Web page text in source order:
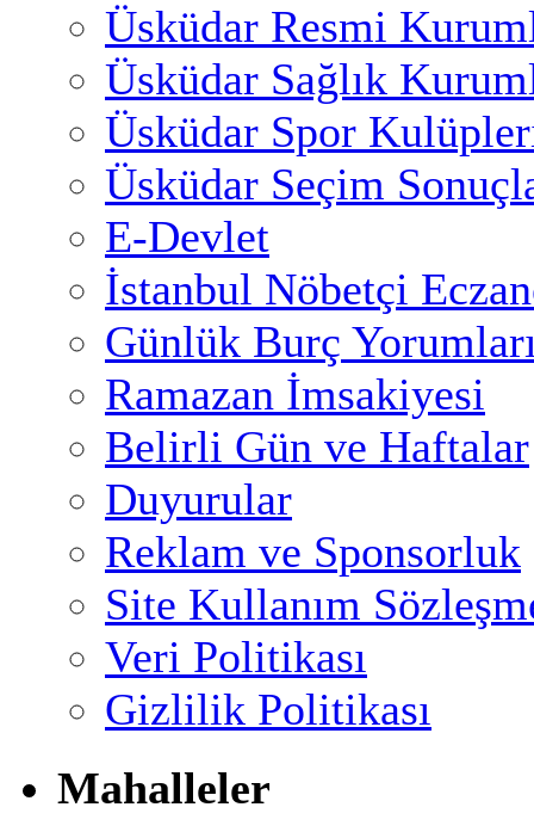
Üsküdar Resmi
Üsküdar Sağlık
Üsküdar Spor
Üsküdar Seçim
E-Devlet
İstanbul Nöbetçi
Günlük Burç
Ramazan İmsakiyesi
Belirli Gün ve Haftalar
Duyurular
Reklam ve Sponsorluk
Site Kullanım
Veri Politikası
Gizlilik Politikası
Mahalleler